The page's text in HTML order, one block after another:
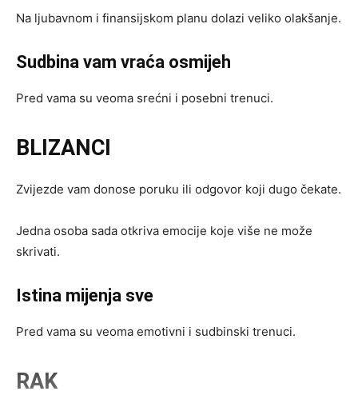
Na ljubavnom i finansijskom planu dolazi veliko olakšanje.
Sudbina vam vraća osmijeh
Pred vama su veoma srećni i posebni trenuci.
BLIZANCI
Zvijezde vam donose poruku ili odgovor koji dugo čekate.
Jedna osoba sada otkriva emocije koje više ne može
skrivati.
Istina mijenja sve
Pred vama su veoma emotivni i sudbinski trenuci.
RAK